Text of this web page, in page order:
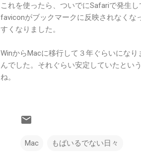
これを使ったら、ついでにSafariで発生
faviconがブックマークに反映されなくな
すくなりました。
WinからMacに移行して３年ぐらいにな
んでした。それぐらい安定していたとい
ね。
Mac もばいるでない日々